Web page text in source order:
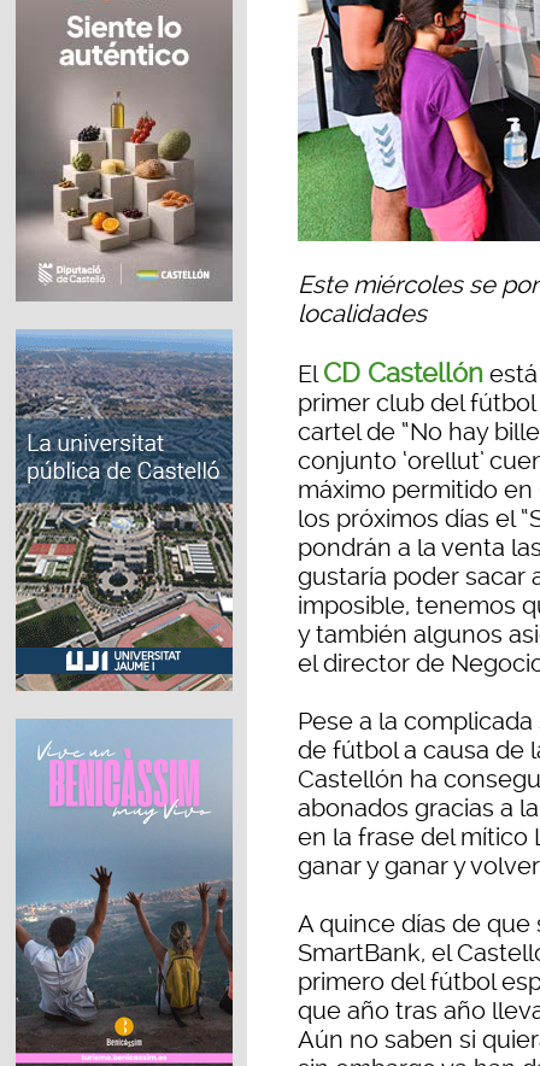
Este miércoles se
localidades
ElCD Castellón
primer club del
cartel de “No hay
conjunto ‘orellut’
máximo permitido en
los próximos días el
pondrán a la venta
gustaría poder sacar
imposible, tenemos
y también algunos
el director de
Pese a la
de fútbol a causa de
Castellón ha​
abonados gracias​ a
en la frase del mítico
ganar y ganar y
A quince días de
SmartBank, el
primero del fútbol
que año tras año
Aún no saben si